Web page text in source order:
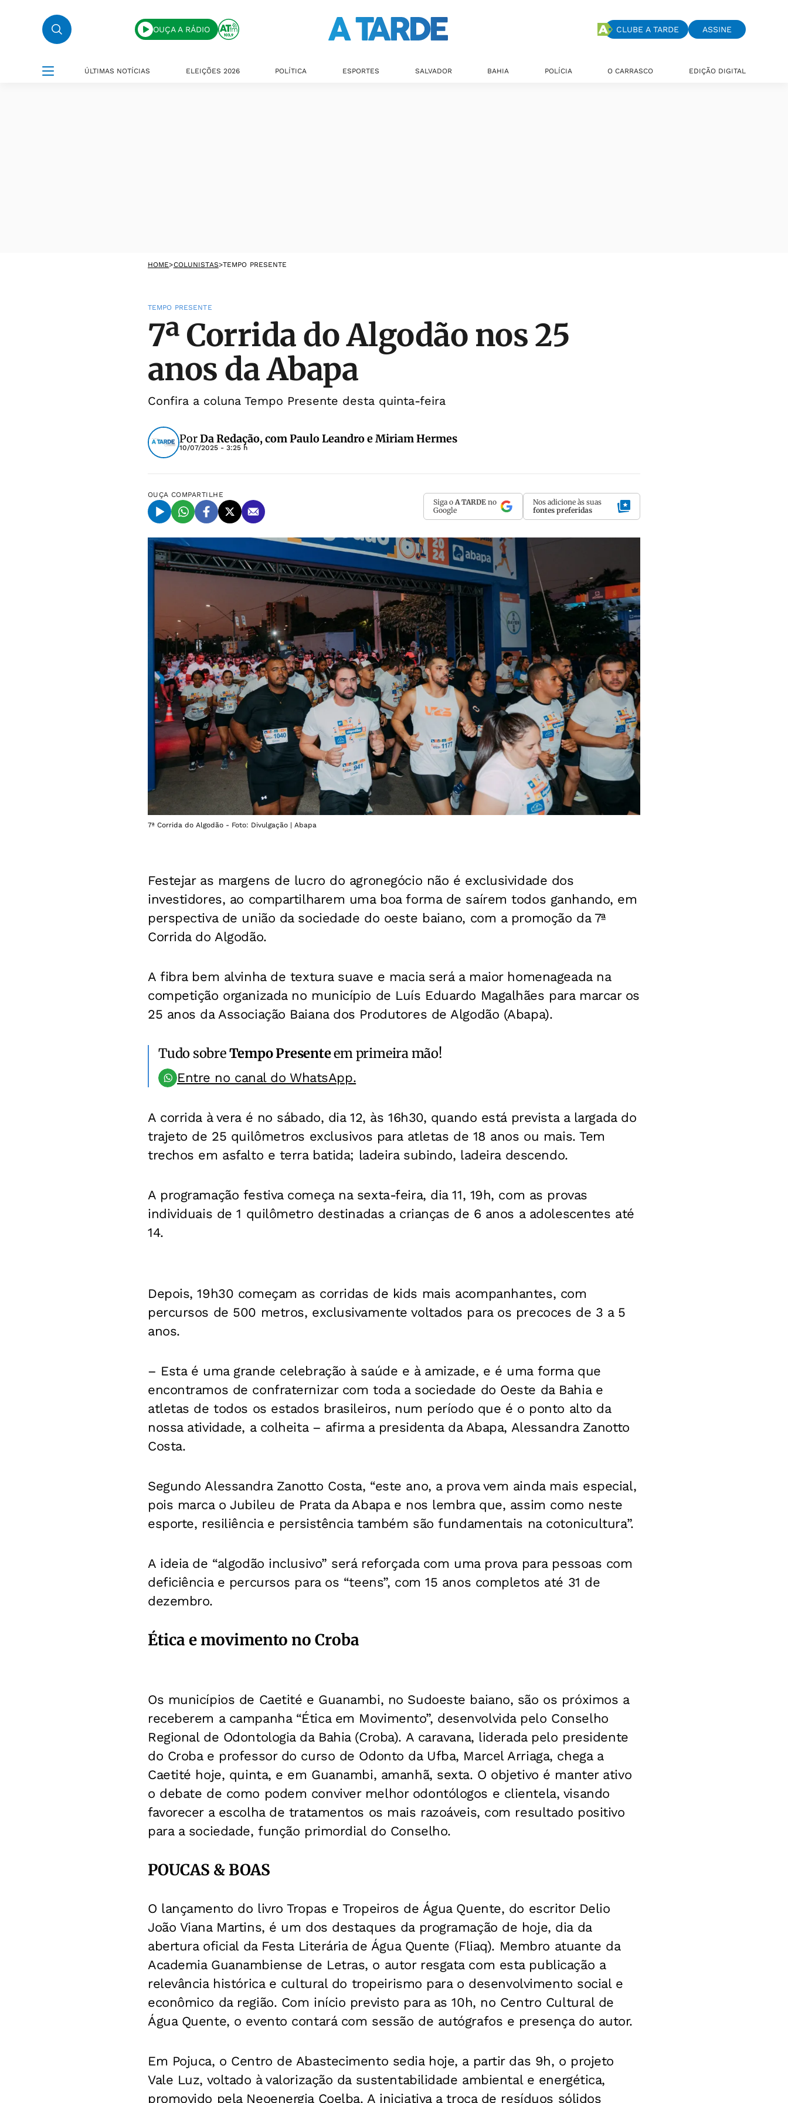
OUÇA A RÁDIO CLUBE A TARDE ASSINE
ÚLTIMAS NOTÍCIAS ELEIÇÕES 2026 POLÍTICA ESPORTES SALVADOR BAHIA POLÍCIA O CARRASCO EDIÇÃO DIGITAL
HOME>COLUNISTAS>TEMPO PRESENTE
TEMPO PRESENTE
7ª Corrida do Algodão nos 25
anos da Abapa
Confira a coluna Tempo Presente desta quinta-feira
PorDa Redação, com Paulo Leandro e Miriam Hermes
10/07/2025 - 3:25 h
OUÇA COMPARTILHE
Siga o A TARDE no
Google
Nos adicione às suas
fontes preferidas
7ª Corrida do Algodão - Foto: Divulgação | Abapa
Festejar as margens de lucro do agronegócio não é exclusividade dos
investidores, ao compartilharem uma boa forma de saírem todos ganhando, em
perspectiva de união da sociedade do oeste baiano, com a promoção da 7ª
Corrida do Algodão.
A fibra bem alvinha de textura suave e macia será a maior homenageada na
competição organizada no município de Luís Eduardo Magalhães para marcar os
25 anos da Associação Baiana dos Produtores de Algodão (Abapa).
Tudo sobreTempo Presenteem primeira mão!
Entre no canal do WhatsApp.
A corrida à vera é no sábado, dia 12, às 16h30, quando está prevista a largada do
trajeto de 25 quilômetros exclusivos para atletas de 18 anos ou mais. Tem
trechos em asfalto e terra batida; ladeira subindo, ladeira descendo.
A programação festiva começa na sexta-feira, dia 11, 19h, com as provas
individuais de 1 quilômetro destinadas a crianças de 6 anos a adolescentes até
14.
Depois, 19h30 começam as corridas de kids mais acompanhantes, com
percursos de 500 metros, exclusivamente voltados para os precoces de 3 a 5
anos.
– Esta é uma grande celebração à saúde e à amizade, e é uma forma que
encontramos de confraternizar com toda a sociedade do Oeste da Bahia e
atletas de todos os estados brasileiros, num período que é o ponto alto da
nossa atividade, a colheita – afirma a presidenta da Abapa, Alessandra Zanotto
Costa.
Segundo Alessandra Zanotto Costa, “este ano, a prova vem ainda mais especial,
pois marca o Jubileu de Prata da Abapa e nos lembra que, assim como neste
esporte, resiliência e persistência também são fundamentais na cotonicultura”.
A ideia de “algodão inclusivo” será reforçada com uma prova para pessoas com
deficiência e percursos para os “teens”, com 15 anos completos até 31 de
dezembro.
Ética e movimento no Croba
Os municípios de Caetité e Guanambi, no Sudoeste baiano, são os próximos a
receberem a campanha “Ética em Movimento”, desenvolvida pelo Conselho
Regional de Odontologia da Bahia (Croba). A caravana, liderada pelo presidente
do Croba e professor do curso de Odonto da Ufba, Marcel Arriaga, chega a
Caetité hoje, quinta, e em Guanambi, amanhã, sexta. O objetivo é manter ativo
o debate de como podem conviver melhor odontólogos e clientela, visando
favorecer a escolha de tratamentos os mais razoáveis, com resultado positivo
para a sociedade, função primordial do Conselho.
POUCAS & BOAS
O lançamento do livro Tropas e Tropeiros de Água Quente, do escritor Delio
João Viana Martins, é um dos destaques da programação de hoje, dia da
abertura oficial da Festa Literária de Água Quente (Fliaq). Membro atuante da
Academia Guanambiense de Letras, o autor resgata com esta publicação a
relevância histórica e cultural do tropeirismo para o desenvolvimento social e
econômico da região. Com início previsto para as 10h, no Centro Cultural de
Água Quente, o evento contará com sessão de autógrafos e presença do autor.
Em Pojuca, o Centro de Abastecimento sedia hoje, a partir das 9h, o projeto
Vale Luz, voltado à valorização da sustentabilidade ambiental e energética,
promovido pela Neoenergia Coelba. A iniciativa a troca de resíduos sólidos